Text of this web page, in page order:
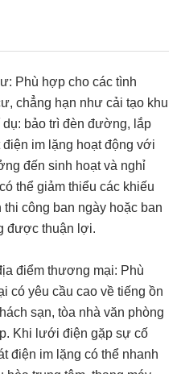
Phù hợp cho các tình
chẳng hạn như cải tạo khu
bảo trì đèn đường, lắp
im lặng hoạt động với
đến sinh hoạt và nghỉ
thể giảm thiểu các khiếu
công ban ngày hoặc ban
được thuận lợi.
điểm thương mại: Phù
có yêu cầu cao về tiếng ồn
sạn, tòa nhà văn phòng
Khi lưới điện gặp sự cố
điện im lặng có thể nhanh